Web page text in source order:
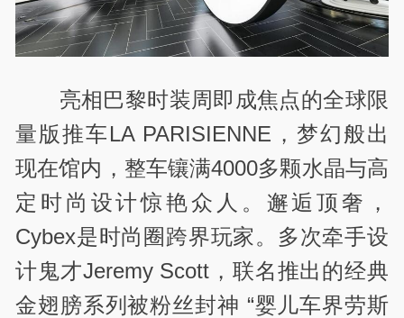
亮相巴黎时装周即成焦点的全球限
量版推车LA PARISIENNE，梦幻般出
现在馆内，整车镶满4000多颗水晶与高
定时尚设计惊艳众人。邂逅顶奢，
Cybex是时尚圈跨界玩家。多次牵手设
计鬼才Jeremy Scott，联名推出的经典
金翅膀系列被粉丝封神 “婴儿车界劳斯